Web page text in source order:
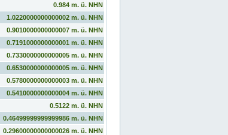
0.984 m. ü. NHN
1.0220000000000002 m. ü. NHN
0.9010000000000007 m. ü. NHN
0.7191000000000001 m. ü. NHN
0.7330000000000005 m. ü. NHN
0.6530000000000005 m. ü. NHN
0.5780000000000003 m. ü. NHN
0.5410000000000004 m. ü. NHN
0.5122 m. ü. NHN
0.46499999999999986 m. ü. NHN
0.29600000000000026 m. ü. NHN